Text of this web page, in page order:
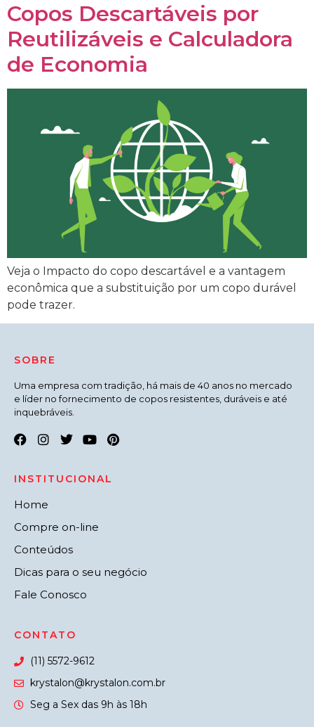
Copos Descartáveis por
Reutilizáveis e Calculadora
de Economia
Veja o Impacto do copo descartável e a vantagem
econômica que a substituição por um copo durável
pode trazer.
SOBRE
Uma empresa com tradição, há mais de 40 anos no mercado
e líder no fornecimento de copos resistentes, duráveis e até
inquebráveis.
INSTITUCIONAL
Home
Compre on-line
Conteúdos
Dicas para o seu negócio
Fale Conosco
CONTATO
(11) 5572-9612
krystalon@krystalon.com.br
Seg a Sex das 9h às 18h